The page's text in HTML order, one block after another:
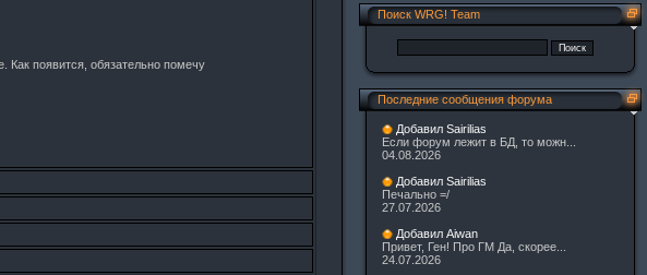
Как появится, обязательно помечу
Поиск WRG! Team
Последние сообщения форума
Добавил Sairilias
Если форум лежит в БД, то можн...
04.08.2026
Добавил Sairilias
Печально =/
27.07.2026
Добавил Aiwan
Привет, Ген! Про ГМ Да, скорее...
24.07.2026